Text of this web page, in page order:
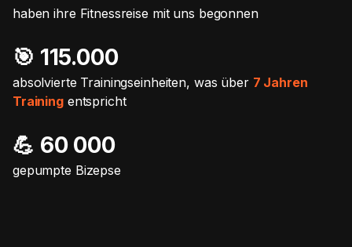
haben ihre Fitnessreise mit uns begonnen
🎯️ 115.000
absolvierte Trainingseinheiten, was über 7 Jahren
Trainingentspricht
💪 60 000
gepumpte Bizepse